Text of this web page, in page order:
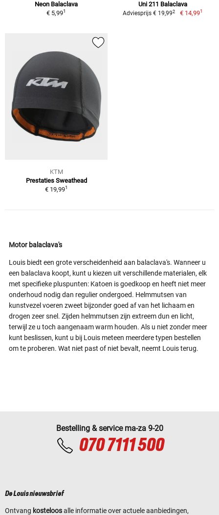
Neon Balaclava
€ 5,991
Uni 211 Balaclava
Adviesprijs € 19,992 € 14,991
KTM
Prestaties Sweathead
€ 19,991
Motor balaclava's
Louis biedt een grote verscheidenheid aan balaclava's. Wanneer u
een balaclava koopt, kunt u kiezen uit verschillende materialen, elk
met specifieke pluspunten: Katoen is goedkoop en heeft niet meer
onderhoud nodig dan regulier ondergoed. Helmmutsen van
kunstvezel voeren zweet bijzonder goed af van het lichaam en
drogen zeer snel. Zijden helmmutsen zijn extreem dun en licht,
terwijl ze u toch aangenaam warm houden. Als u niet zonder meer
kunt beslissen, kunt u bij Louis meteen meerdere typen bestellen
om te proberen. Wat niet past of niet bevalt, neemt Louis terug.
Bestelling & service ma-za 9-20
070 7111 500
De Louis nieuwsbrief
Ontvang kosteloosalle informatie over actuele aanbiedingen,